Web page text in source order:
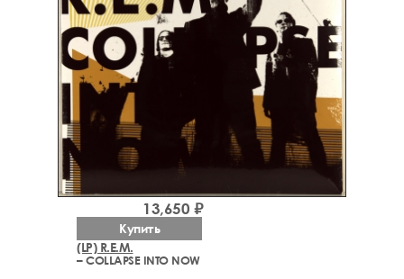
(LP) R.E.M.
– COLLAPSE INTO NOW
13,650 ₽
Купить